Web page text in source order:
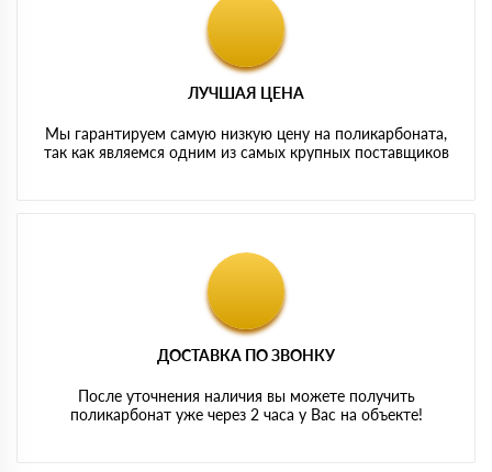
ЛУЧШАЯ ЦЕНА
Мы гарантируем самую низкую цену на поликарбоната,
так как являемся одним из самых крупных поставщиков
ДОСТАВКА ПО ЗВОНКУ
После уточнения наличия вы можете получить
поликарбонат уже через 2 часа у Вас на объекте!